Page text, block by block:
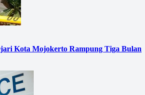
Kota Mojokerto Rampung Tiga Bulan